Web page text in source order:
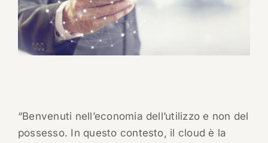
“Benvenuti nell’economia dell’utilizzo e non del
possesso. In questo contesto, il cloud è la